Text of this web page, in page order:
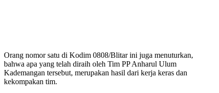
Orang nomor satu di Kodim 0808/Blitar ini juga menuturkan,
bahwa apa yang telah diraih oleh Tim PP Anharul Ulum
Kademangan tersebut, merupakan hasil dari kerja keras dan
kekompakan tim.